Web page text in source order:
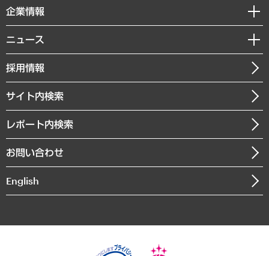
共生・ダイバーシティ
GRC（ガバナンス・リスク・コンプライアンス）・防災（政策）
経済・産業・雇用・労働
まちづくり・観光・交通・スポーツ・スマートシティ
自然資源・農林水産業・食料システム
コラム
経営用語集
受託・受注実績（官公庁関連）
メディア掲載・出演
セミナー・イベント情報
MUFGビジネスセミナー
受託案件情報
企業情報
私たちの想い
社長メッセージ
会社概要
沿革
組織図・本部部室紹介
インドネシア現地法人
個人情報保護方針
ニュース
ニュースリリース
お知らせ
採用情報
サイト内検索
レポート内検索
お問い合わせ
English